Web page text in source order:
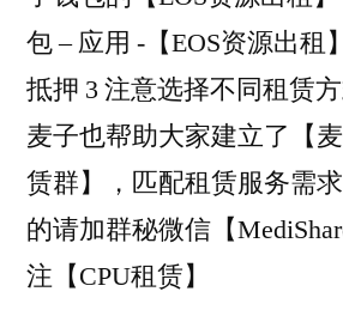
包 – 应用 -【EOS资源出租
抵押 3 注意选择不同租赁
麦子也帮助大家建立了【
赁群】，匹配租赁服务需
的请加群秘微信【
注【CPU租赁】